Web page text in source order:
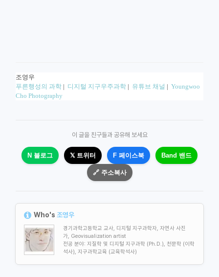
조영우
푸른행성의 과학 | 디지털 지구우주과학 | 유튜브 채널 | Youngwoo
Cho Photography
이 글을 친구들과 공유해 보세요
N 블로그 𝕏 트위터 F 페이스북 Band 밴드
🔗 주소복사
Who's 조영우
경기과학고등학교 교사, 디지털 지구과학자, 자연사 사진
가, Geovisualization artist
전공 분야: 지질학 및 디지털 지구과학 (Ph.D.), 천문학 (이학
석사), 지구과학교육 (교육학석사)